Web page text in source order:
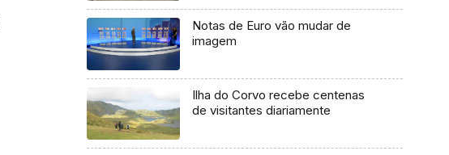
Notas de Euro vão mudar de
imagem
Ilha do Corvo recebe centenas
de visitantes diariamente